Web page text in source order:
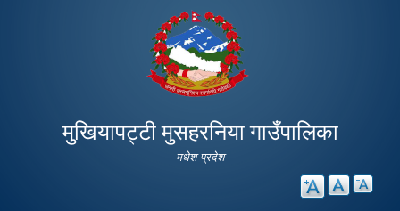
main
content
मुखियापट्टी मुसहरनिया गाउँपालिका
मधेश प्रदेश